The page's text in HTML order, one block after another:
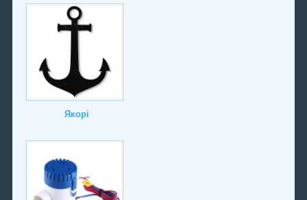
Якорі